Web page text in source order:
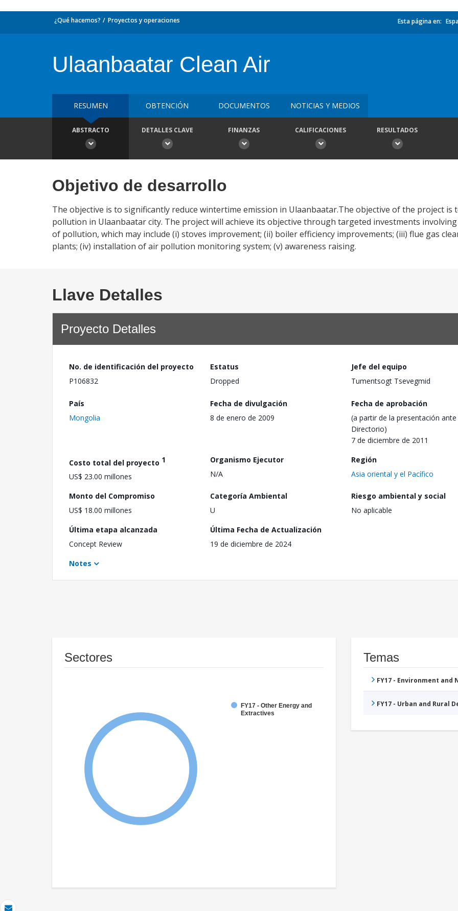
¿Qué hacemos? Proyectos y operaciones Esta página en:
Ulaanbaatar Clean Air
RESUMEN OBTENCIÓN DOCUMENTOS NOTICIAS Y MEDIOS
ABSTRACTO DETALLES CLAVE FINANZAS CALIFICACIONES RESULTADOS
Objetivo de desarrollo
The objective is to significantly reduce wintertime emission in Ulaanbaatar.The objective of the project is
pollution in Ulaanbaatar city. The project will achieve its objective through targeted investments
of pollution, which may include (i) stoves improvement; (ii) boiler efficiency improvements; (iii) flue gas
plants; (iv) installation of air pollution monitoring system; (v) awareness raising.
Llave Detalles
Proyecto Detalles
No. de identificación del proyecto
P106832
Estatus
Dropped
Jefe del equipo
Tumentsogt Tsevegmid
País
Mongolia
Fecha de divulgación
8 de enero de 2009
Fecha de aprobación
(a partir de la presentación ante
Directorio)
7 de diciembre de 2011
Costo total del proyecto 1
US$ 23.00 millones
Organismo Ejecutor
N/A
Región
Asia oriental y el Pacífico
Monto del Compromiso
US$ 18.00 millones
Categoría Ambiental
U
Riesgo ambiental y social
No aplicable
Última etapa alcanzada
Concept Review
Última Fecha de Actualización
19 de diciembre de 2024
Notes
Sectores
FY17 - Other Energy and
Extractives
Temas
FY17 - Environment
FY17 - Urban and Rural